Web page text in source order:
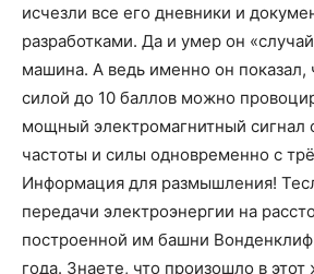
исчезли все его дневники и
разработками. Да и умер он
машина. А ведь именно он показал,
силой до 10 баллов можно
мощный электромагнитный сигнал
частоты и силы одновременно с
Информация для размышления!
передачи электроэнергии на
построенной им башни
года. Знаете, что произошло в этот